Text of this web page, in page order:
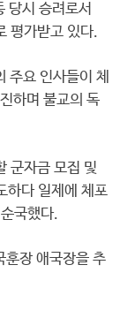
당시 승려로서
평가받고 있다.
주요 인사들이 체
하며 불교의 독
군자금 모집 및
하다 일제에 체포
국했다.
장 애국장을 추